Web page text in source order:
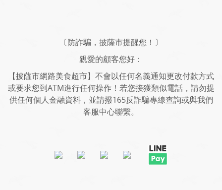
〔防詐騙，披薩市提醒您！〕
親愛的顧客您好：
【披薩市網路美食超市】不會以任何名義通知更改付款方式
或要求您到ATM進行任何操作！若您接獲類似電話，請勿提
供任何個人金融資料，並請撥165反詐騙專線查詢或與我們
客服中心聯繫。